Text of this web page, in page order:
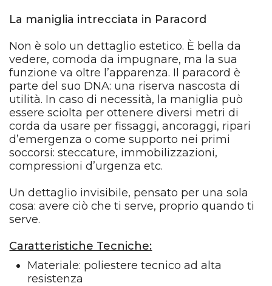
La maniglia intrecciata in Paracord
Non è solo un dettaglio estetico. È bella da
vedere, comoda da impugnare, ma la sua
funzione va oltre l’apparenza. Il paracord è
parte del suo DNA: una riserva nascosta di
utilità. In caso di necessità, la maniglia può
essere sciolta per ottenere diversi metri di
corda da usare per fissaggi, ancoraggi, ripari
d’emergenza o come supporto nei primi
soccorsi: steccature, immobilizzazioni,
compressioni d’urgenza etc.
Un dettaglio invisibile, pensato per una sola
cosa: avere ciò che ti serve, proprio quando ti
serve.
Caratteristiche Tecniche:
Materiale: poliestere tecnico ad alta
resistenza